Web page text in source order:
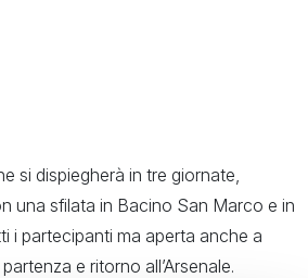
si dispiegherà in tre giornate,
una sfilata in Bacino San Marco e in
i partecipanti ma aperta anche a
e ritorno all’Arsenale.